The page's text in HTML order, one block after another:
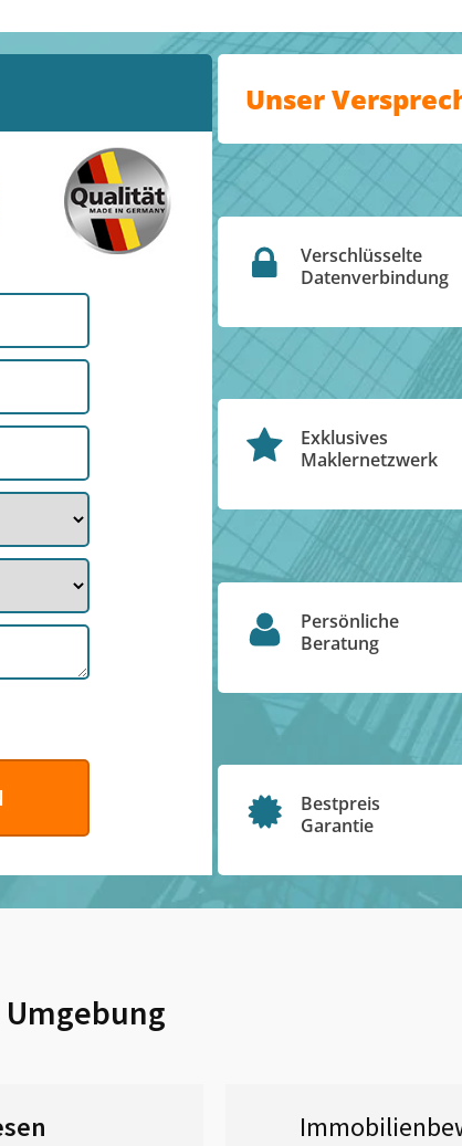
Unser
Verschlüsselte
Datenverbindung
Exklusives
Maklernetzwerk
Persönliche
Beratung
Bestpreis
Garantie